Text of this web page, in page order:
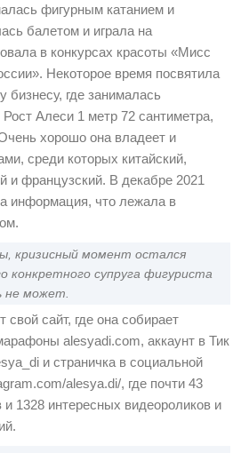
фигурным катанием и
балетом и играла на
в конкурсах красоты «Мисс
Некоторое время посвятила
бизнесу, где занималась
Рост Алеси 1 метр 72 сантиметра,
хорошо она владеет и
среди которых китайский,
и французский. В декабре 2021
информация, что лежала в
кризисный момент остался
конкретного супруга фигуриста
не может.
сайт, где она собирает
alesyadi.com, аккаунт в Тик
и страничка в социальной
alesya.di/, где почти 43
1328 интересных видеороликов и